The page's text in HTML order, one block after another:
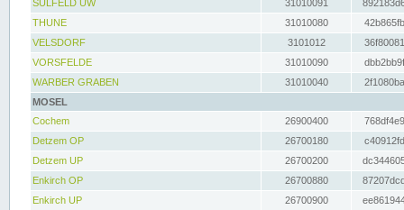
SÜLFELD UW
31010091
THUNE
31010080
VELSDORF
3101012
VORSFELDE
31010090
WARBER GRABEN
31010040
MOSEL
Cochem
26900400
Detzem OP
26700180
Detzem UP
26700200
Enkirch OP
26700880
Enkirch UP
26700900